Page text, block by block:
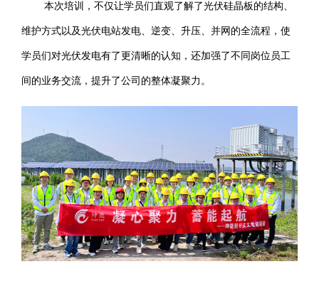
本次培训，不仅让学员们直观了解了光伏硅晶板的结构、
维护方式以及光伏电站发电、逆变、升压、并网的全流程，使
学员们对光伏发电有了更清晰的认知，还加强了不同岗位员工
间的业务交流，提升了公司的整体凝聚力。